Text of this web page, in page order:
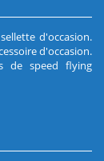
d'occasion.
d'occasion.
de speed flying